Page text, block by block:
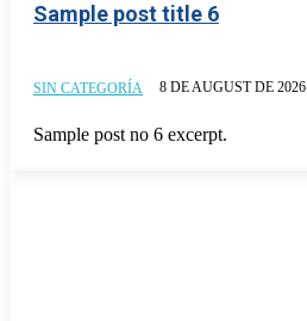
Sample post title 6
SIN CATEGORÍA 8 DE AUGUST DE 2026
Sample post no 6 excerpt.